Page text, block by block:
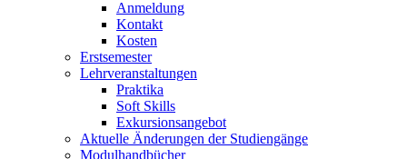
Anmeldung
Kontakt
Kosten
Erstsemester
Lehrveranstaltungen
Praktika
Soft Skills
Exkursionsangebot
Aktuelle Änderungen der Studiengänge
Modulhandbücher